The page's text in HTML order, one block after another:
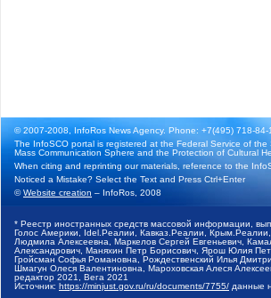
© 2007-2008, InfoRos News Agency. Phone: +7(495) 718-84-
The InfoSCO portal is registered at the Federal Service of the
Mass Communication Sphere and the Protection of Cultural
When citing and reprinting our materials, reference to the
Noticed a Mistake? Select the Text and Press Ctrl+Enter
©Website creation – InfoRos, 2008
* Реестр иностранных средств массовой информации,
Голос Америки, Idel.Реалии, Кавказ.Реалии,
Людмила Алексеевна, Маркелов Сергей Евгеньевич,
Александрович, Маняхин Петр Борисович, Ярош Юлия
Гройсман Софья Романовна, Рождественский Илья
Шмагун Олеся Валентиновна, Мароховская Алеся
редактор 2021, Вега 2021
Источник: https://minjust.gov.ru/ru/documents/7755/ данные